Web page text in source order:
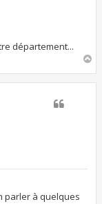
département...
u
parler à quelques